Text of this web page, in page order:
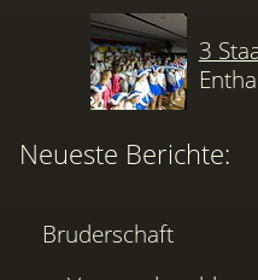
3
Neueste Berichte:
Bruderschaft